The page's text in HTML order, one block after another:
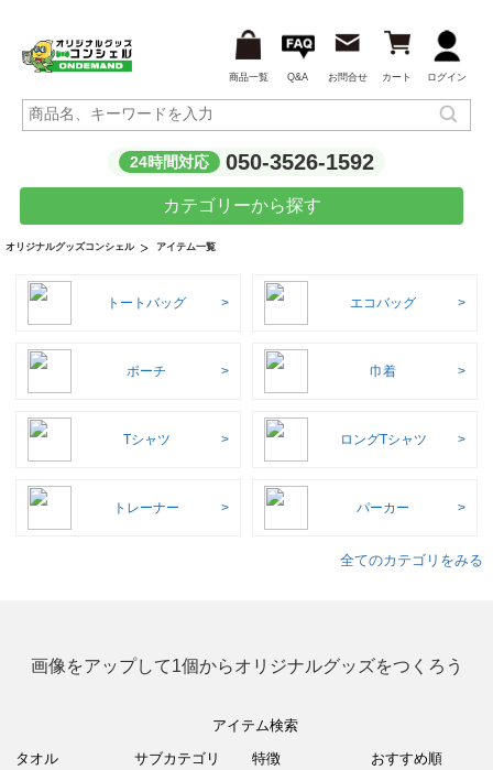
商品一覧 Q&A お問合せ カート ログイン
24時間対応 050-3526-1592
カテゴリーから探す
オリジナルグッズコンシェル アイテム一覧
トートバッグ エコバッグ
ポーチ 巾着
Tシャツ ロングTシャツ
トレーナー パーカー
全てのカテゴリをみる
画像をアップして1個からオリジナルグッズをつくろう
アイテム検索